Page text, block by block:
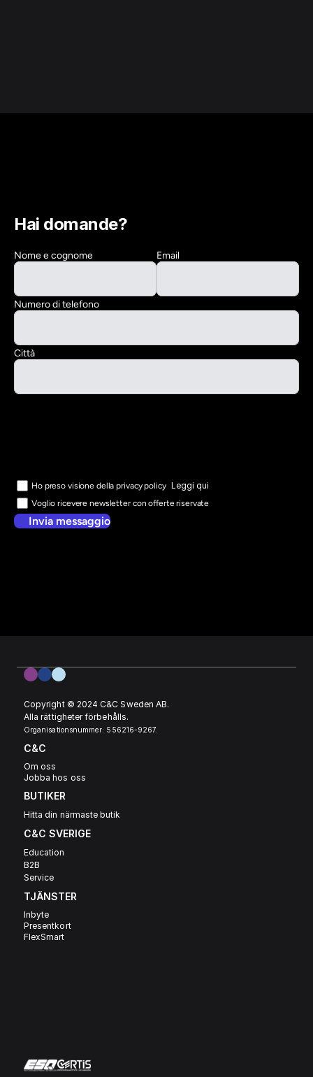
Hai domande?
Nome e cognome Email
Numero di telefono
Città
Ho preso visione della privacy policy Leggi qui
Voglio ricevere newsletter con offerte riservate
Invia messaggio
Copyright © 2024 C&C Sweden AB.
Alla rättigheter förbehålls.
Organisationsnummer: 556216-9267.
C&C
Om oss
Jobba hos oss
BUTIKER
Hitta din närmaste butik
C&C SVERIGE
Education
B2B
Service
TJÄNSTER
Inbyte
Presentkort
FlexSmart